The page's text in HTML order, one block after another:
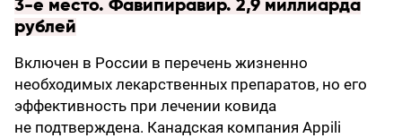
3-е место. Фавипиравир. 2,9 миллиарда
рублей
Включен в России в перечень жизненно
необходимых лекарственных препаратов, но его
эффективность при лечении ковида
не подтверждена. Канадская компания Appili